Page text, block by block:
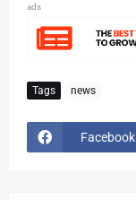
ads
Tags news
Facebook